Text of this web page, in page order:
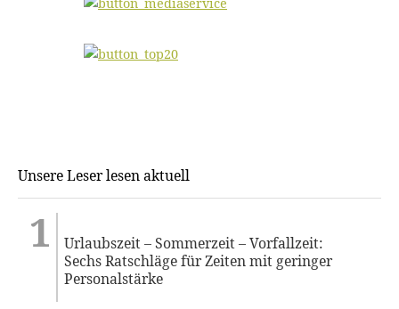
Unsere Leser lesen aktuell
Urlaubszeit – Sommerzeit – Vorfallzeit:
Sechs Ratschläge für Zeiten mit geringer
Personalstärke